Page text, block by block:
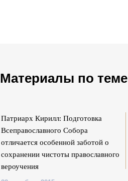
Материалы по теме
Патриарх Кирилл: Подготовка
Всеправославного Собора
отличается особенной заботой о
сохранении чистоты православного
вероучения